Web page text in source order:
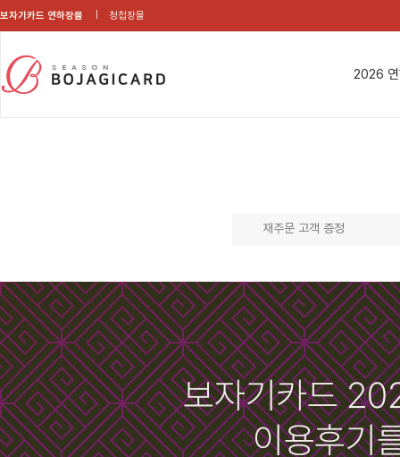
보자기카드 연하장몰 청첩장몰
2026
재주문 고객 증정